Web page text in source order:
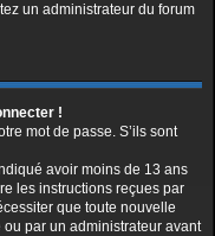
un administrateur du forum
!
mot de passe. S’ils sont
avoir moins de 13 ans
les instructions reçues par
que toute nouvelle
par un administrateur avant